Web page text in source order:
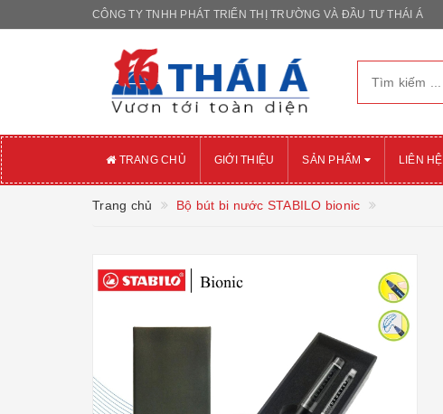
CÔNG TY TNHH PHÁT TRIỂN THỊ TRƯỜNG VÀ ĐẦU TƯ THÁI Á
TRANG CHỦ GIỚI THIỆU SẢN PHẨM LIÊN HỆ
Trang chủ Bộ bút bi nước STABILO bionic